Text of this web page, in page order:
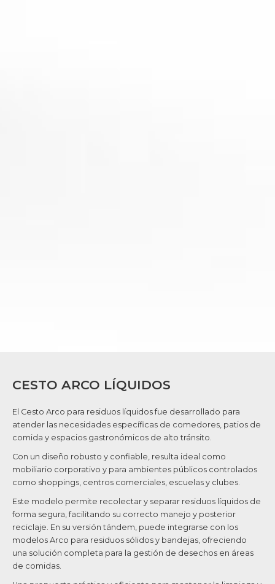
CESTO ARCO LÍQUIDOS
El Cesto Arco para residuos líquidos fue desarrollado para
atender las necesidades específicas de comedores, patios de
comida y espacios gastronómicos de alto tránsito.
Con un diseño robusto y confiable, resulta ideal como
mobiliario corporativo y para ambientes públicos controlados
como shoppings, centros comerciales, escuelas y clubes.
Este modelo permite recolectar y separar residuos líquidos de
forma segura, facilitando su correcto manejo y posterior
reciclaje. En su versión tándem, puede integrarse con los
modelos Arco para residuos sólidos y bandejas, ofreciendo
una solución completa para la gestión de desechos en áreas
de comidas.